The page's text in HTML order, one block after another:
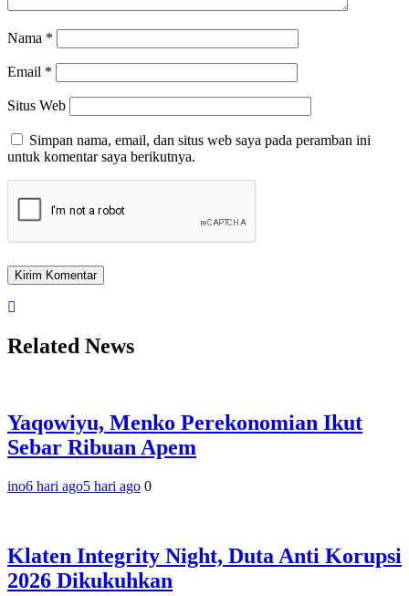
Nama *
Email *
Situs Web
Simpan nama, email, dan situs web saya pada peramban ini
untuk komentar saya berikutnya.
Related News
Yaqowiyu, Menko Perekonomian Ikut
Sebar Ribuan Apem
ino6 hari ago5 hari ago 0
Klaten Integrity Night, Duta Anti Korupsi
2026 Dikukuhkan